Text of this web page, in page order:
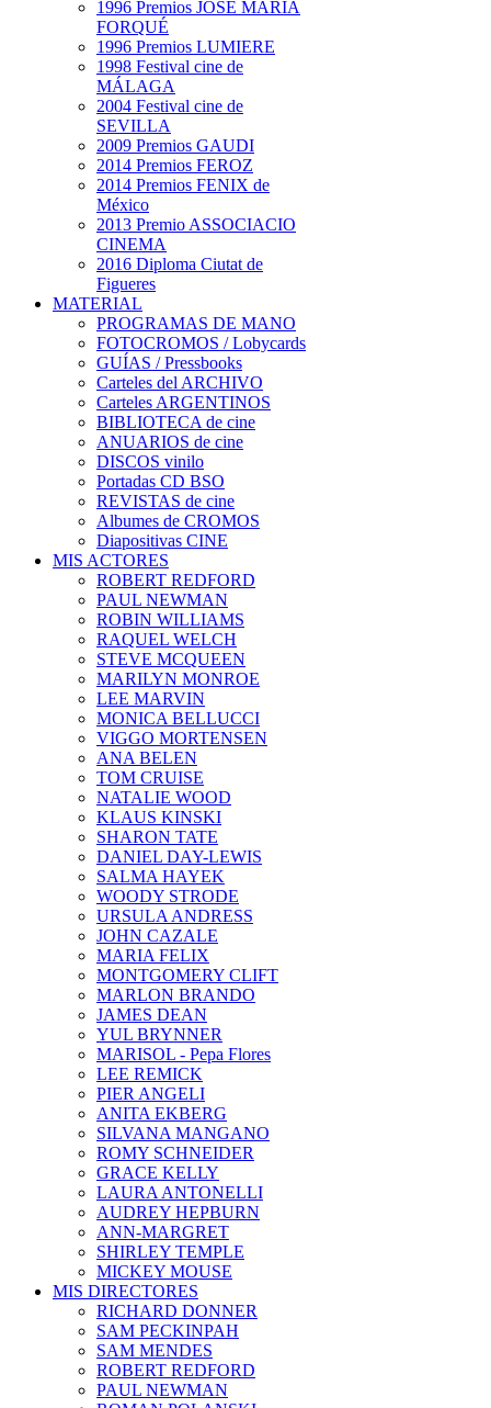
1996 Premios JOSÉ MARÍA
FORQUÉ
1996 Premios LUMIERE
1998 Festival cine de
MÁLAGA
2004 Festival cine de
SEVILLA
2009 Premios GAUDI
2014 Premios FEROZ
2014 Premios FENIX de
México
2013 Premio ASSOCIACIO
CINEMA
2016 Diploma Ciutat de
Figueres
MATERIAL
PROGRAMAS DE MANO
FOTOCROMOS / Lobycards
GUÍAS / Pressbooks
Carteles del ARCHIVO
Carteles ARGENTINOS
BIBLIOTECA de cine
ANUARIOS de cine
DISCOS vinilo
Portadas CD BSO
REVISTAS de cine
Albumes de CROMOS
Diapositivas CINE
MIS ACTORES
ROBERT REDFORD
PAUL NEWMAN
ROBIN WILLIAMS
RAQUEL WELCH
STEVE MCQUEEN
MARILYN MONROE
LEE MARVIN
MONICA BELLUCCI
VIGGO MORTENSEN
ANA BELEN
TOM CRUISE
NATALIE WOOD
KLAUS KINSKI
SHARON TATE
DANIEL DAY-LEWIS
SALMA HAYEK
WOODY STRODE
URSULA ANDRESS
JOHN CAZALE
MARIA FELIX
MONTGOMERY CLIFT
MARLON BRANDO
JAMES DEAN
YUL BRYNNER
MARISOL - Pepa Flores
LEE REMICK
PIER ANGELI
ANITA EKBERG
SILVANA MANGANO
ROMY SCHNEIDER
GRACE KELLY
LAURA ANTONELLI
AUDREY HEPBURN
ANN-MARGRET
SHIRLEY TEMPLE
MICKEY MOUSE
MIS DIRECTORES
RICHARD DONNER
SAM PECKINPAH
SAM MENDES
ROBERT REDFORD
PAUL NEWMAN